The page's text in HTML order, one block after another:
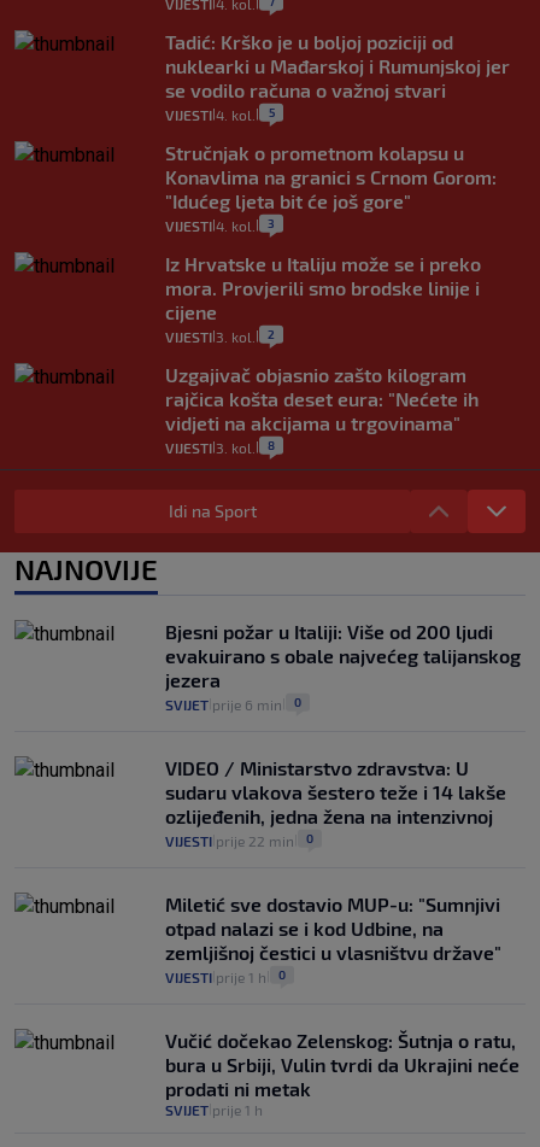
VIJESTI 4. kol.
Tadić: Krško je u boljoj poziciji od
nuklearki u Mađarskoj i Rumunjskoj jer
se vodilo računa o važnoj stvari
VIJESTI 4. kol. 5
Stručnjak o prometnom kolapsu u
Konavlima na granici s Crnom Gorom:
"Idućeg ljeta bit će još gore"
VIJESTI 4. kol. 3
Iz Hrvatske u Italiju može se i preko
mora. Provjerili smo brodske linije i
cijene
VIJESTI 3. kol. 2
Uzgajivač objasnio zašto kilogram
rajčica košta deset eura: "Nećete ih
vidjeti na akcijama u trgovinama"
VIJESTI 3. kol. 8
Selidba je jedno od stresnijih iskustava.
Evo aktualnih cijena i nekoliko savjeta
VIJESTI 2. kol. 0
automobilom na Hvar iz Zagreba, a
koliko iz Osijeka
VIJESTI 2. kol. 14
Idi na Sport
NAJNOVIJE
Bjesni požar u Italiji: Više od 200 ljudi
evakuirano s obale najvećeg talijanskog
jezera
SVIJET prije 6 min 0
VIDEO / Ministarstvo zdravstva: U
sudaru vlakova šestero teže i 14 lakše
ozlijeđenih, jedna žena na intenzivnoj
VIJESTI prije 22 min 0
Miletić sve dostavio MUP-u: "Sumnjivi
otpad nalazi se i kod Udbine, na
zemljišnoj čestici u vlasništvu države"
VIJESTI prije 1 h 0
Vučić dočekao Zelenskog: Šutnja o ratu,
bura u Srbiji, Vulin tvrdi da Ukrajini neće
prodati ni metak
SVIJET prije 1 h